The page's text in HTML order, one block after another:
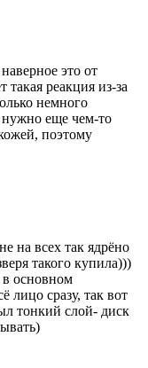
это от
такая реакция из-за
немного
нужно еще чем-то
поэтому
на всех так ядрёно
такого купила)))
в основном
лицо сразу, так вот
тонкий слой- диск